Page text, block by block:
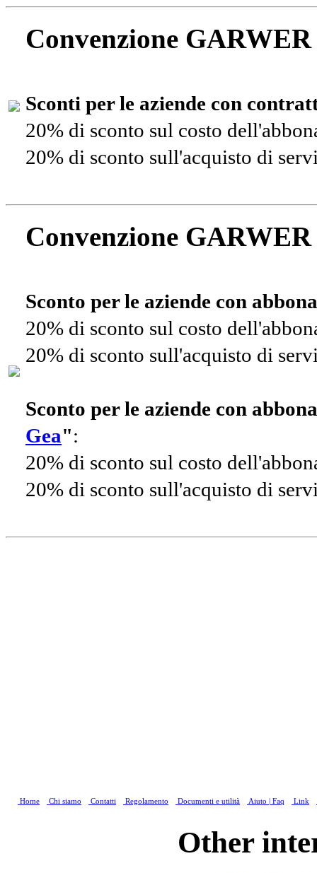
Convenzione
Sconti per le aziende con
20% di sconto sul costo
20% di sconto sull'acquisto di
Convenzione
Sconto per le aziende con
20% di sconto sul costo
20% di sconto sull'acquisto di
Sconto per le aziende con
Gea":
20% di sconto sul costo
20% di sconto sull'acquisto di
Home Chi siamo Contatti Regolamento Documenti e utilità Aiuto | Faq Link
Other